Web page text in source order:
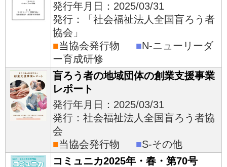
発行年月日：2025/03/31
発行：「社会福祉法人全国盲ろう者
協会」
■当協会発行物 ■N-ニューリーダ
ー育成研修
盲ろう者の地域団体の創業支援事業
レポート
発行年月日：2025/03/31
発行：社会福祉法人全国盲ろう者協
会
■当協会発行物 ■S-その他
コミュニカ2025年・春・第70号